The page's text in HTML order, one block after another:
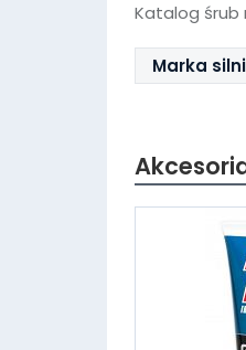
Katalog śrub
Marka